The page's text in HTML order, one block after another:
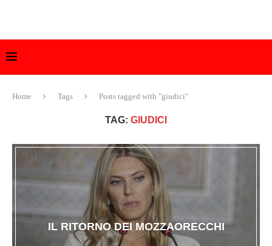
Home Tags Posts tagged with "giudici"
TAG: GIUDICI
IL RITORNO DEI MOZZAORECCHI